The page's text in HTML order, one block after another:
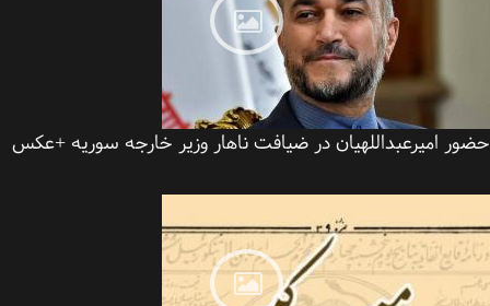
امیرعبداللهیان در ضیافت ناهار وزیر خارجه سوریه +عکس